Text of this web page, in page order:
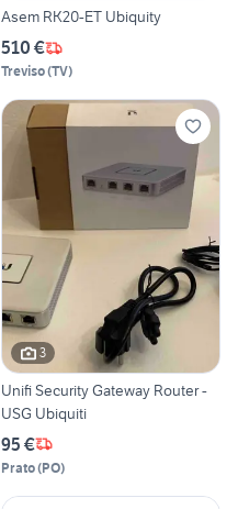
Asem RK20-ET Ubiquity
510 €
Treviso(TV)
3
Unifi Security Gateway Router -
USG Ubiquiti
95 €
Prato(PO)